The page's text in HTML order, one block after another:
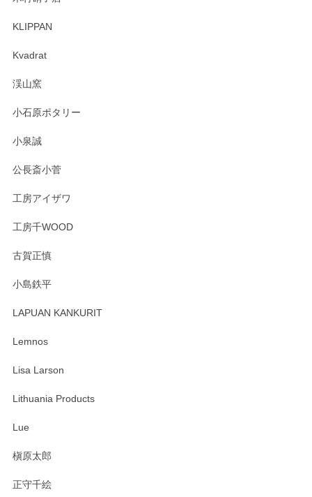
淡いグリーンのカラーがとても可愛いです❤️ ありがとうござ
す。 素敵な湯呑みでとても気に入りました。 発送も早く、
たm(_)m
います。無事に届いたようで安心いたしまし
KLIPPAN
Kvadrat
渓山窯
小石原ポタリー
小泉誠
公長斎小菅
工房アイザワ
工房千WOOD
古賀正慎
小島鉄平
LAPUAN KANKURIT
Lemnos
Lisa Larson
Lithuania Products
Lue
槇原太郎
正守千絵